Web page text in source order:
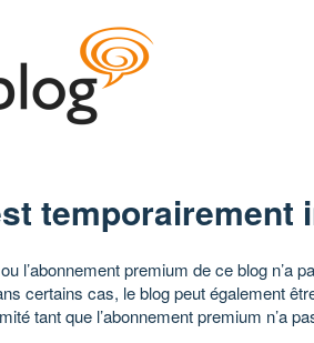
temporairement
l’abonnement premium de ce blog n’a
certains cas, le blog peut également
tant que l’abonnement premium n’a